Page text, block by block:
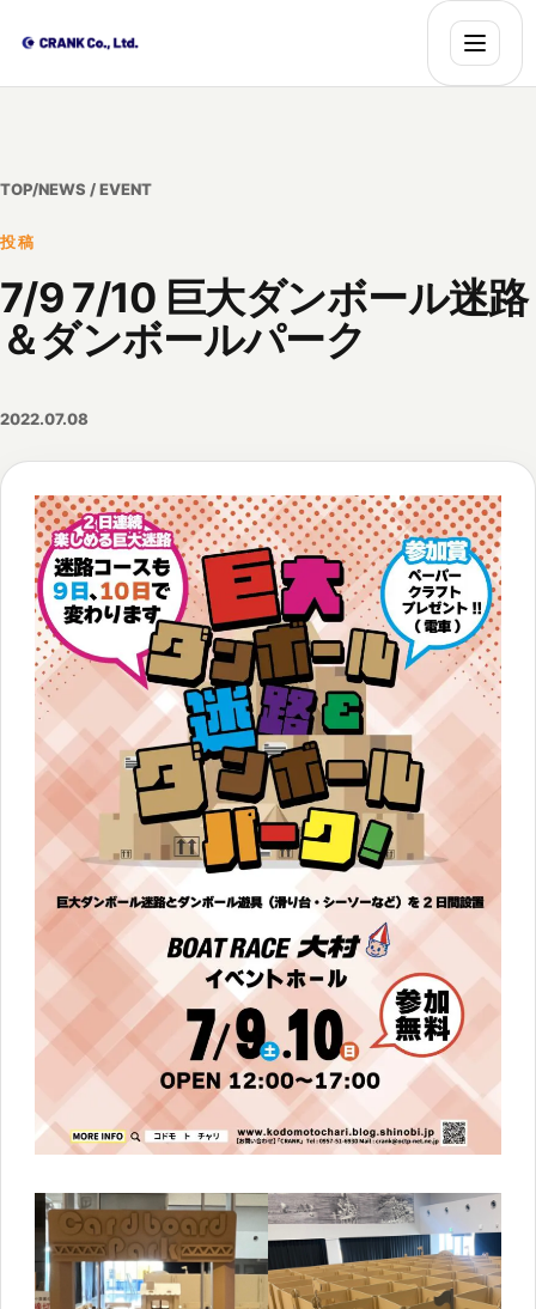
TOP/NEWS / EVENT
投稿
7/9 7/10 巨大ダンボール迷路
＆ダンボールパーク
2022.07.08